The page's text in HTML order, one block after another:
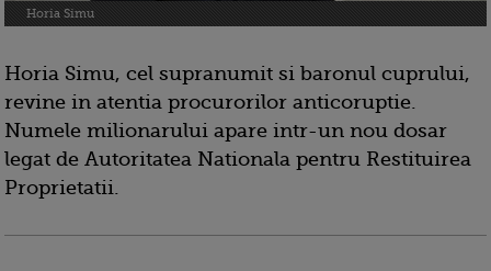
Horia Simu
Horia Simu, cel supranumit si baronul cuprului,
revine in atentia procurorilor anticoruptie.
Numele milionarului apare intr-un nou dosar
legat de Autoritatea Nationala pentru Restituirea
Proprietatii.